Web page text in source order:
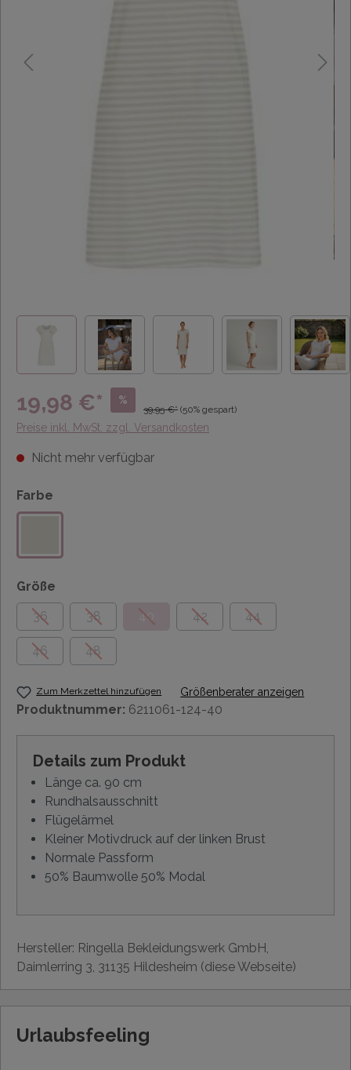
19,98 €* %
39,95 €* (50% gespart)
Preise inkl. MwSt. zzgl. Versandkosten
Nicht mehr verfügbar
Farbe
Größe
36
38 40 42 44
46 48
Zum Merkzettel hinzufügen Größenberater anzeigen
Produktnummer: 6211061-124-40
Details zum Produkt
Länge ca. 90 cm
Rundhalsausschnitt
Flügelärmel
Kleiner Motivdruck auf der linken Brust
Normale Passform
50% Baumwolle 50% Modal
Hersteller: Ringella Bekleidungswerk GmbH,
Daimlerring 3, 31135 Hildesheim (diese Webseite)
Urlaubsfeeling